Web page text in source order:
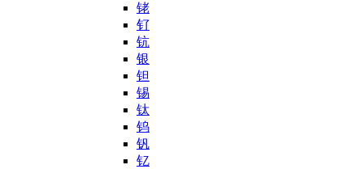
铑
钌
钪
银
钽
锡
钛
钨
钒
钇